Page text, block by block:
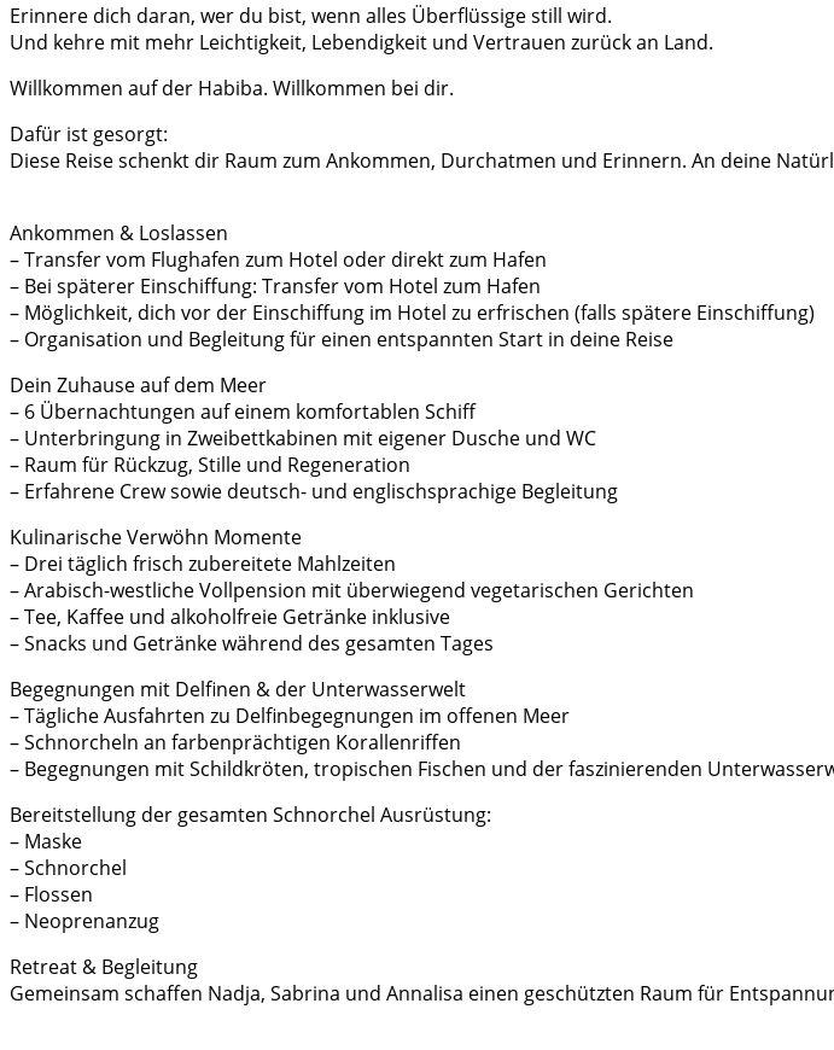
Erinnere dich daran, wer du bist, wenn alles Überflüssige still wird.
Und kehre mit mehr Leichtigkeit, Lebendigkeit und Vertrauen zurück an Land.
Willkommen auf der Habiba. Willkommen bei dir.
Dafür ist gesorgt:
Diese Reise schenkt dir Raum zum Ankommen, Durchatmen und Erinnern. An deine
Ankommen & Loslassen
– Transfer vom Flughafen zum Hotel oder direkt zum Hafen
– Bei späterer Einschiffung: Transfer vom Hotel zum Hafen
– Möglichkeit, dich vor der Einschiffung im Hotel zu erfrischen (falls spätere Einschiffung)
– Organisation und Begleitung für einen entspannten Start in deine Reise
Dein Zuhause auf dem Meer
– 6 Übernachtungen auf einem komfortablen Schiff
– Unterbringung in Zweibettkabinen mit eigener Dusche und WC
– Raum für Rückzug, Stille und Regeneration
– Erfahrene Crew sowie deutsch- und englischsprachige Begleitung
Kulinarische Verwöhn Momente
– Drei täglich frisch zubereitete Mahlzeiten
– Arabisch-westliche Vollpension mit überwiegend vegetarischen Gerichten
– Tee, Kaffee und alkoholfreie Getränke inklusive
– Snacks und Getränke während des gesamten Tages
Begegnungen mit Delfinen & der Unterwasserwelt
– Tägliche Ausfahrten zu Delfinbegegnungen im offenen Meer
– Schnorcheln an farbenprächtigen Korallenriffen
– Begegnungen mit Schildkröten, tropischen Fischen und der faszinierenden
Bereitstellung der gesamten Schnorchel Ausrüstung:
– Maske
– Schnorchel
– Flossen
– Neoprenanzug
Retreat & Begleitung
Gemeinsam schaffen Nadja, Sabrina und Annalisa einen geschützten Raum für